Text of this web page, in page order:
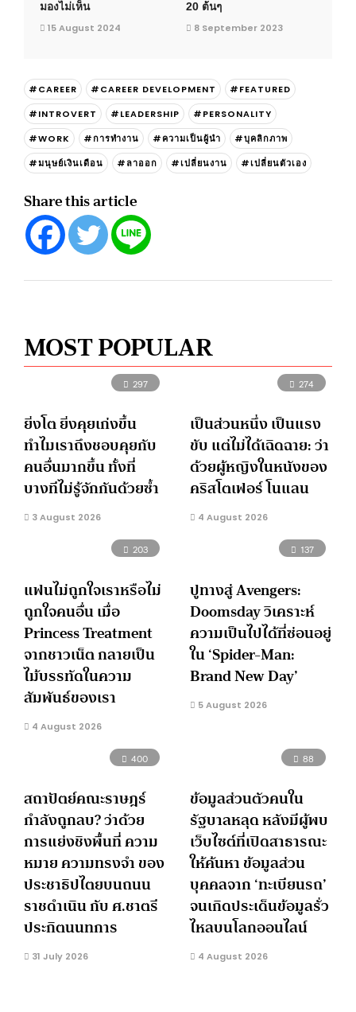
มองไม่เห็น
15 August 2024
20 ต้นๆ
8 September 2023
#CAREER #CAREER DEVELOPMENT
#FEATURED
#INTROVERT
#LEADERSHIP
#PERSONALITY
#WORK
#การทำงาน #ความเป็นผู้นำ
#บุคลิกภาพ
#มนุษย์เงินเดือน
#ลาออก #เปลี่ยนงาน #เปลี่ยนตัวเอง
Share this article
MOST POPULAR
297
ยิ่งโต ยิ่งคุยเก่งขึ้น
ทำไมเราถึงชอบคุยกับ
คนอื่นมากขึ้น ทั้งที่
บางทีไม่รู้จักกันด้วยซ้ำ
3 August 2026
274
เป็นส่วนหนึ่ง เป็นแรง
ขับ แต่ไม่ได้เฉิดฉาย: ว่า
ด้วยผู้หญิงในหนังของ
คริสโตเฟอร์ โนแลน
4 August 2026
203
แฟนไม่ถูกใจเราหรือไม่
ถูกใจคนอื่น เมื่อ
Princess Treatment
จากชาวเน็ต กลายเป็น
ไม้บรรทัดในความ
สัมพันธ์ของเรา
4 August 2026
137
ปูทางสู่ Avengers:
Doomsday วิเคราะห์
ความเป็นไปได้ที่ซ่อนอยู่
ใน ‘Spider-Man:
Brand New Day’
5 August 2026
400
สถาปัตย์คณะราษฎร์
กำลังถูกลบ? ว่าด้วย
การแย่งชิงพื้นที่ ความ
หมาย ความทรงจำ ของ
ประชาธิปไตยบนถนน
ราชดำเนิน กับ ศ.ชาตรี
ประกิตนนทการ
31 July 2026
88
ข้อมูลส่วนตัวคนใน
รัฐบาลหลุด หลังมีผู้พบ
เว็บไซต์ที่เปิดสาธารณะ
ให้ค้นหา ข้อมูลส่วน
บุคคลจาก ‘ทะเบียนรถ’
จนเกิดประเด็นข้อมูลรั่ว
ไหลบนโลกออนไลน์
4 August 2026